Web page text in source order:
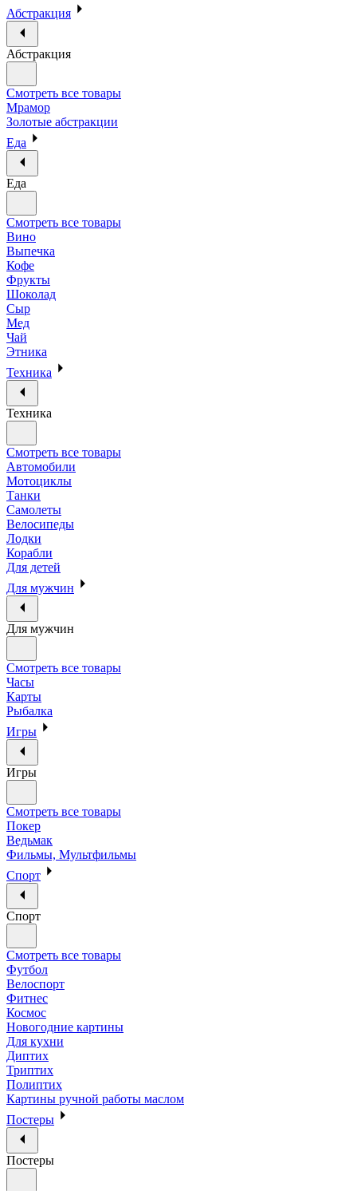
Абстракция
Абстракция
Смотреть все товары
Мрамор
Золотые абстракции
Еда
Еда
Смотреть все товары
Вино
Выпечка
Кофе
Фрукты
Шоколад
Сыр
Мед
Чай
Этника
Техника
Техника
Смотреть все товары
Автомобили
Мотоциклы
Танки
Самолеты
Велосипеды
Лодки
Корабли
Для детей
Для мужчин
Для мужчин
Смотреть все товары
Часы
Карты
Рыбалка
Игры
Игры
Смотреть все товары
Покер
Ведьмак
Фильмы, Мультфильмы
Спорт
Спорт
Смотреть все товары
Футбол
Велоспорт
Фитнес
Космос
Новогодние картины
Для кухни
Диптих
Триптих
Полиптих
Картины ручной работы маслом
Постеры
Постеры